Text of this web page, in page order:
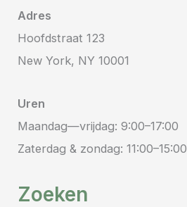
Adres
Hoofdstraat 123
New York, NY 10001
Uren
Maandag—vrijdag: 9:00–17:00
Zaterdag & zondag: 11:00–15:00
Zoeken